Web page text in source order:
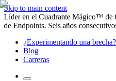
Skip to main content
Líder en el Cuadrante Mágico™ de
de Endpoints. Seis años
¿Experimentando una brecha?
Blog
Carreras